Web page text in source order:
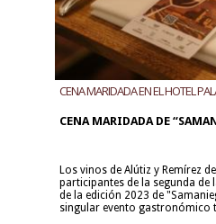
CENA MARIDADA EN EL HOTEL
CENA MARIDADA DE
Los vinos de Alútiz y Remírez
participantes de la segunda de
de la edición 2023 de
singular evento gastronómico